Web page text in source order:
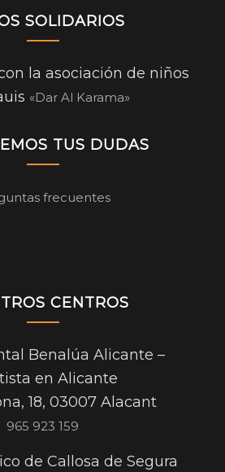
SOLIDARIOS
la asociación de niños
«Dar Al Karama»
TUS DUDAS
frecuentes
CENTROS
Benalúa Alicante –
en Alicante
18, 03007 Alacant
965 923 159
de Callosa de Segura